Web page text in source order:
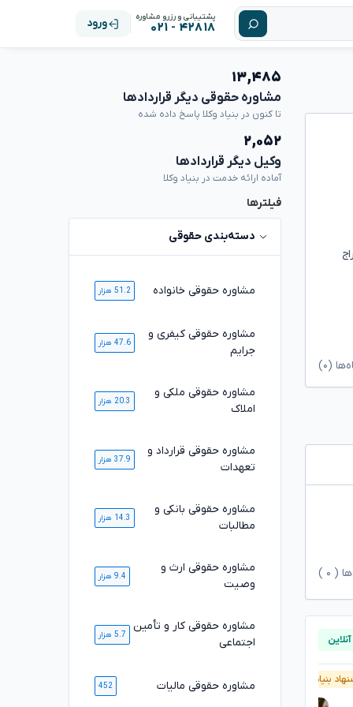
پشتیبانی و رزرو مشاوره
۴۲۸۱۸ - ۰۲۱ ورود
(۰)
( ۰
بنیاد وکلا پیشنهاد بنیاد وکلا
۱۳,۴۸۵
مشاوره حقوقی دیگر قراردادها
تا کنون در بنیاد وکلا پاسخ داده شده
۲,۰۵۲
وکیل دیگر قراردادها
آماده ارائه خدمت در بنیاد وکلا
فیلترها
دسته‌بندی حقوقی
مشاوره حقوقی خانواده 51.2 هزار
مشاوره حقوقی کیفری و
جرایم
47.6 هزار
مشاوره حقوقی ملکی و
املاک
20.3 هزار
مشاوره حقوقی قرارداد و
تعهدات
37.9 هزار
مشاوره حقوقی بانکی و
مطالبات
14.3 هزار
مشاوره حقوقی ارث و
وصیت
9.4 هزار
مشاوره حقوقی کار و تأمین
اجتماعی
5.7 هزار
مشاوره حقوقی مالیات 452